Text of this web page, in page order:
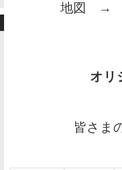
地図
オリ
皆さま